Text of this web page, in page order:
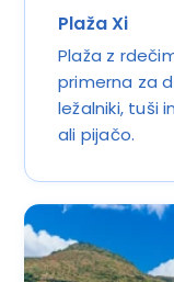
Plaža Xi
Plaža z
primerna za
ležalniki, tuši
ali pijačo.